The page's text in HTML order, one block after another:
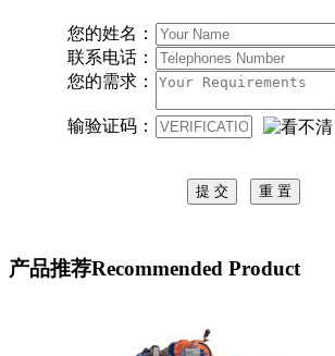
您的姓名：
联系电话：
您的需求：
输验证码：
产品推荐Recommended Product